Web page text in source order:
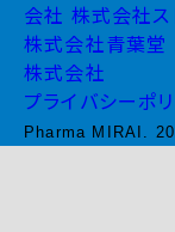
会社 株式会社ス
株式会社青葉堂
株式会社
プライバシーポ
Pharma MIRAI.